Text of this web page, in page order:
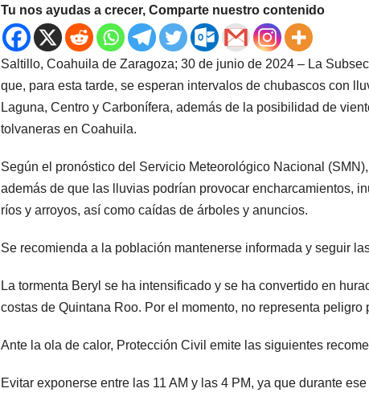
Tu nos ayudas a crecer, Comparte nuestro contenido
Saltillo, Coahuila de Zaragoza; 30 de junio de 2024 – La
que, para esta tarde, se esperan intervalos de chubascos con
Laguna, Centro y Carbonífera, además de la posibilidad de
tolvaneras en Coahuila.
Según el pronóstico del Servicio Meteorológico Nacional
además de que las lluvias podrían provocar encharcamientos,
ríos y arroyos, así como caídas de árboles y anuncios.
Se recomienda a la población mantenerse informada y seguir
La tormenta Beryl se ha intensificado y se ha convertido en
costas de Quintana Roo. Por el momento, no representa peligro
Ante la ola de calor, Protección Civil emite las siguientes
Evitar exponerse entre las 11 AM y las 4 PM, ya que durante